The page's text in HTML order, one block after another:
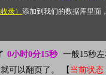
录） 添加到我们的数据库里面
0小时0分16秒 一般15秒
可以翻页了。 【当前状态